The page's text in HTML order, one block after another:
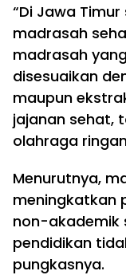
“Di Jawa
madrasah
madrasah
disesuaikan
maupun
jajanan sehat,
olahraga
Menurutnya,
meningkatkan
non-akademik
pendidikan
pungkasnya.